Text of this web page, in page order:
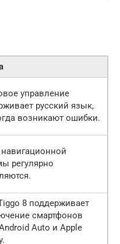
управление
русский язык,
возникают ошибки.
регулярно
8 поддерживает
смартфонов
Auto и Apple